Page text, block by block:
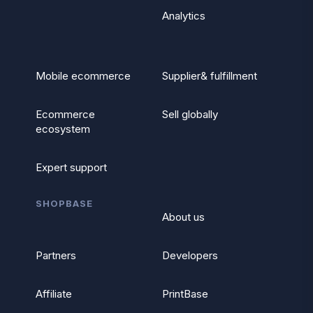
Analytics
Mobile ecommerce Supplier& fulfillment
Ecommerce
ecosystem
Sell globally
Expert support
SHOPBASE
About us
Partners Developers
Affiliate PrintBase